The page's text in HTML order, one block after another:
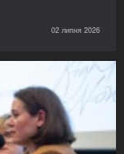
02 липня 2026